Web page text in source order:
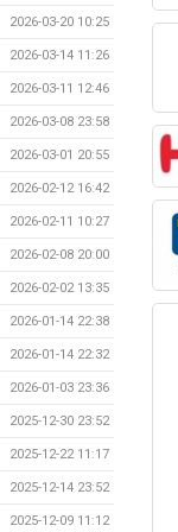
2026-03-20 10:25
2026-03-14 11:26
2026-03-11 12:46
2026-03-08 23:58
2026-03-01 20:55
2026-02-12 16:42
2026-02-11 10:27
2026-02-08 20:00
2026-02-02 13:35
2026-01-14 22:38
2026-01-14 22:32
2026-01-03 23:36
2025-12-30 23:52
2025-12-22 11:17
2025-12-14 23:52
2025-12-09 11:12